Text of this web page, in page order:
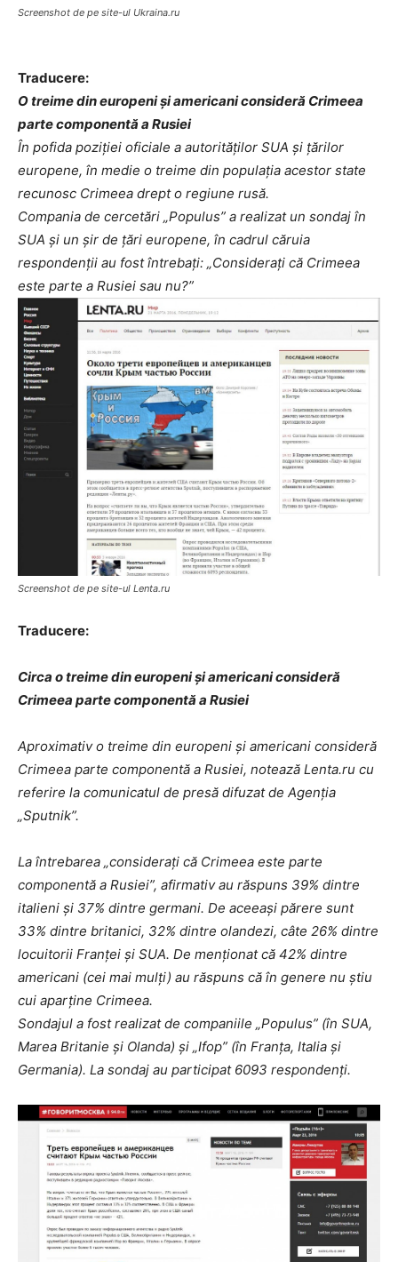
Screenshot de pe site-ul Ukraina.ru
Traducere:
O treime din europeni și americani consideră Crimeea
parte componentă a Rusiei
În pofida poziției oficiale a autorităților SUA și țărilor
europene, în medie o treime din populația acestor state
recunosc Crimeea drept o regiune rusă.
Compania de cercetări „Populus” a realizat un sondaj în
SUA și un șir de țări europene, în cadrul căruia
respondenții au fost întrebați: „Considerați că Crimeea
este parte a Rusiei sau nu?”
Screenshot de pe site-ul Lenta.ru
Traducere:
Circa o treime din europeni și americani consideră
Crimeea parte componentă a Rusiei
Aproximativ o treime din europeni și americani consideră
Crimeea parte componentă a Rusiei, notează Lenta.ru cu
referire la comunicatul de presă difuzat de Agenția
„Sputnik”.
La întrebarea „considerați că Crimeea este parte
componentă a Rusiei”, afirmativ au răspuns 39% dintre
italieni și 37% dintre germani. De aceeași părere sunt
33% dintre britanici, 32% dintre olandezi, câte 26% dintre
locuitorii Franței și SUA. De menționat că 42% dintre
americani (cei mai mulți) au răspuns că în genere nu știu
cui aparține Crimeea.
Sondajul a fost realizat de companiile „Populus” (în SUA,
Marea Britanie și Olanda) și „Ifop” (în Franța, Italia și
Germania). La sondaj au participat 6093 respondenți.